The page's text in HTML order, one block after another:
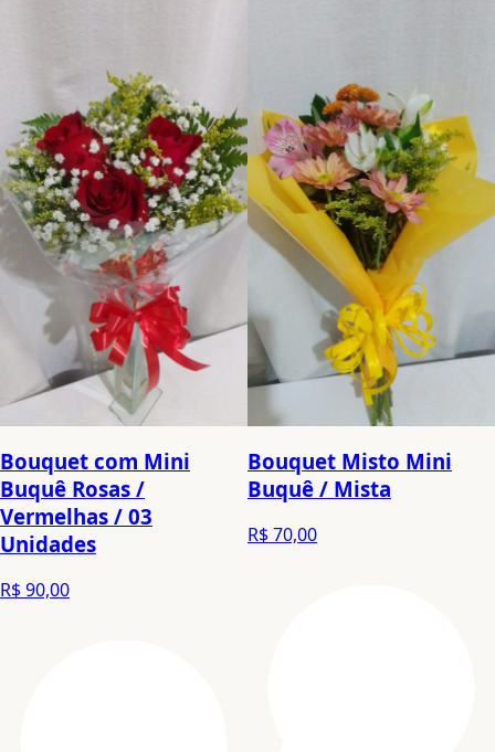
Bouquet com Mini
Buquê Rosas /
Vermelhas / 03
Unidades
R$ 90,00
Bouquet Misto Mini
Buquê / Mista
R$ 70,00